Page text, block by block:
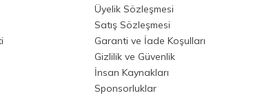
Üyelik Sözleşmesi
Satış Sözleşmesi
Garanti ve İade Koşulları
Gizlilik ve Güvenlik
İnsan Kaynakları
Sponsorluklar